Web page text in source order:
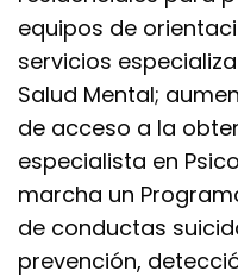
equipos de
servicios
Salud Mental;
de acceso a la
especialista en
marcha un
de conductas
prevención,